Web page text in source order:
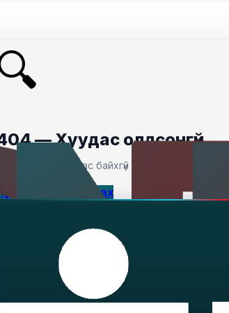
— Хуудас олдсонгүй
Таны хайсан хуудас байхгүй байна.
хуудас руу буцах